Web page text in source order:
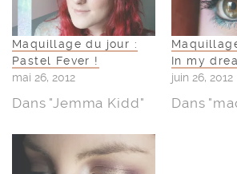
Maquillage du jour :
Pastel Fever !
mai 26, 2012
Dans "Jemma Kidd"
In my
juin 26, 2012
Dans